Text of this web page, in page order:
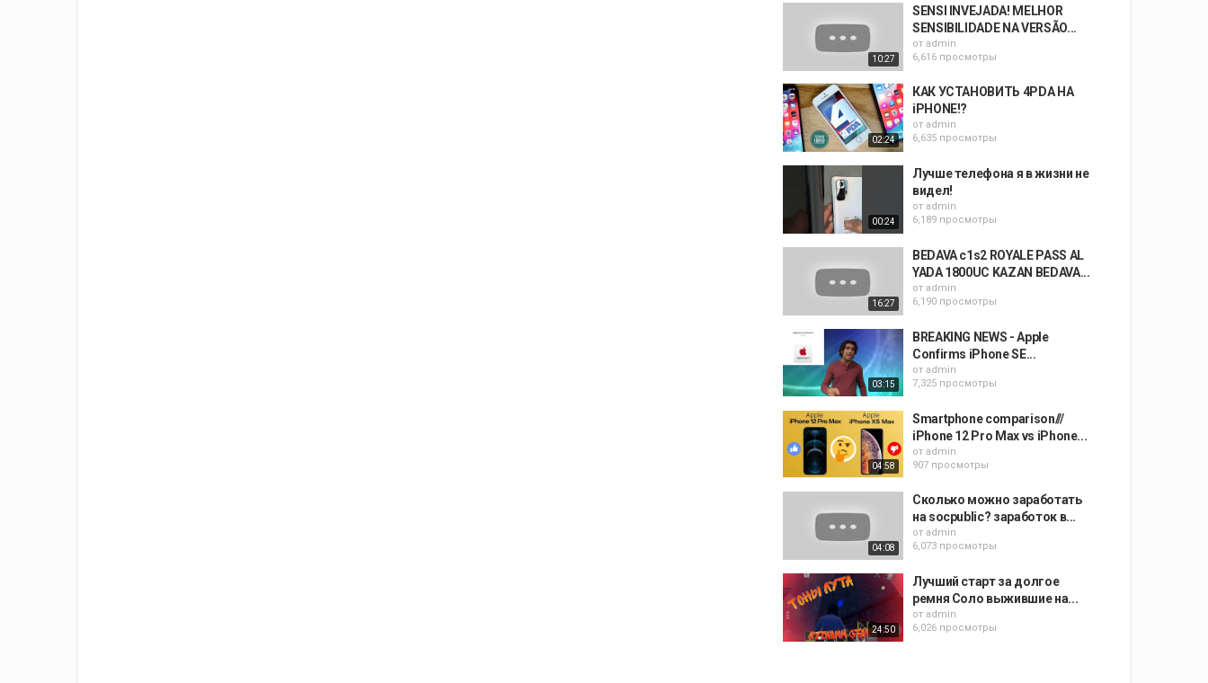
10:27
SENSI INVEJADA! MELHOR
SENSIBILIDADE NA VERSÃO...
от admin
6,616 просмотры
02:24
КАК УСТАНОВИТЬ 4PDA НА
iPHONE!?
от admin
6,635 просмотры
00:24
Лучше телефона я в жизни не
видел!
от admin
6,189 просмотры
16:27
BEDAVA c1s2 ROYALE PASS AL
YADA 1800UC KAZAN BEDAVA...
от admin
6,190 просмотры
03:15
BREAKING NEWS - Apple
Confirms iPhone SE...
от admin
7,325 просмотры
04:58
Smartphone comparison///
iPhone 12 Pro Max vs iPhone...
от admin
907 просмотры
04:08
Сколько можно заработать
на socpublic? заработок в...
от admin
6,073 просмотры
24:50
Лучший старт за долгое
ремня Соло выжившие на...
от admin
6,026 просмотры